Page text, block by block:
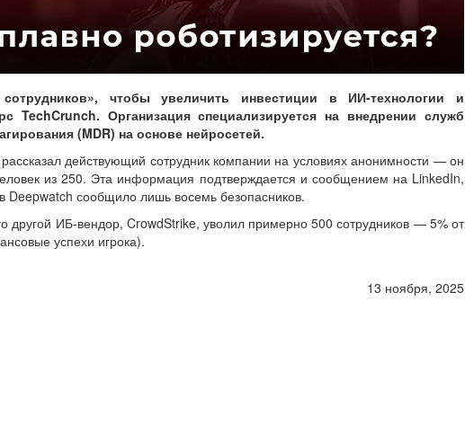
чтобы увеличить инвестиции в ИИ-технологии и
TechCrunch. Организация специализируется на внедрении служб
(MDR) на основе нейросетей.
действующий сотрудник компании на условиях анонимности — он
из 250. Эта информация подтверждается и сообщением на LinkedIn,
Deepwatch сообщило лишь восемь безопасников.
другой ИБ-вендор, CrowdStrike, уволил примерно 500 сотрудников — 5% от
успехи игрока).
13 ноября, 2025